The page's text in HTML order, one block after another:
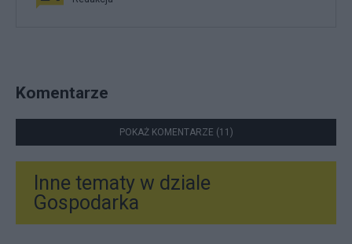
Komentarze
POKAŻ KOMENTARZE (11)
Inne tematy w dziale
Gospodarka